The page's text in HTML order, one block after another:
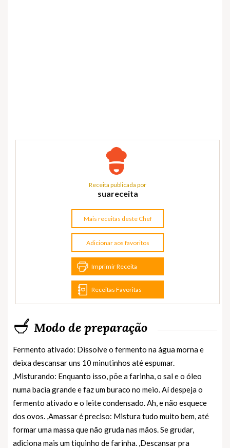
Receita publicada por
suareceita
Mais receitas deste Chef
Adicionar aos favoritos
Imprimir Receita
Receitas Favoritas
Modo de preparação
Fermento ativado: Dissolve o fermento na água morna e
deixa descansar uns 10 minutinhos até espumar.
,Misturando: Enquanto isso, põe a farinha, o sal e o óleo
numa bacia grande e faz um buraco no meio. Aí despeja o
fermento ativado e o leite condensado. Ah, e não esquece
dos ovos. ,Amassar é preciso: Mistura tudo muito bem, até
formar uma massa que não gruda nas mãos. Se grudar,
adiciona mais um tiquinho de farinha. ,Descansar pra